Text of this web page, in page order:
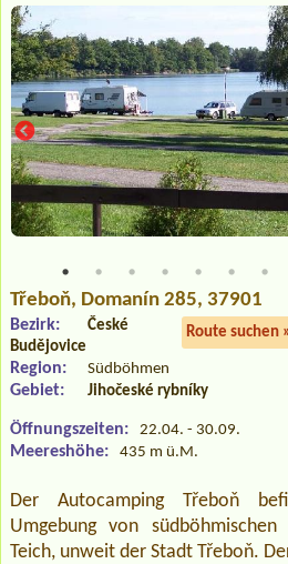
Třeboň, Domanín 285, 37901
Route suchen
Bezirk:
České
Budějovice
Region: Südböhmen
Gebiet: Jihočeské rybníky
Öffnungszeiten: 22.04. - 30.09.
Meereshöhe: 435 m ü.M.
Der Autocamping Třeboň
Umgebung von
Teich, unweit der Stadt Třeboň.